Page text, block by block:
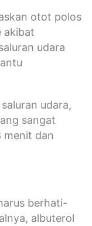
otot polos
akibat
udara
udara,
sangat
menit dan
berhati-
albuterol